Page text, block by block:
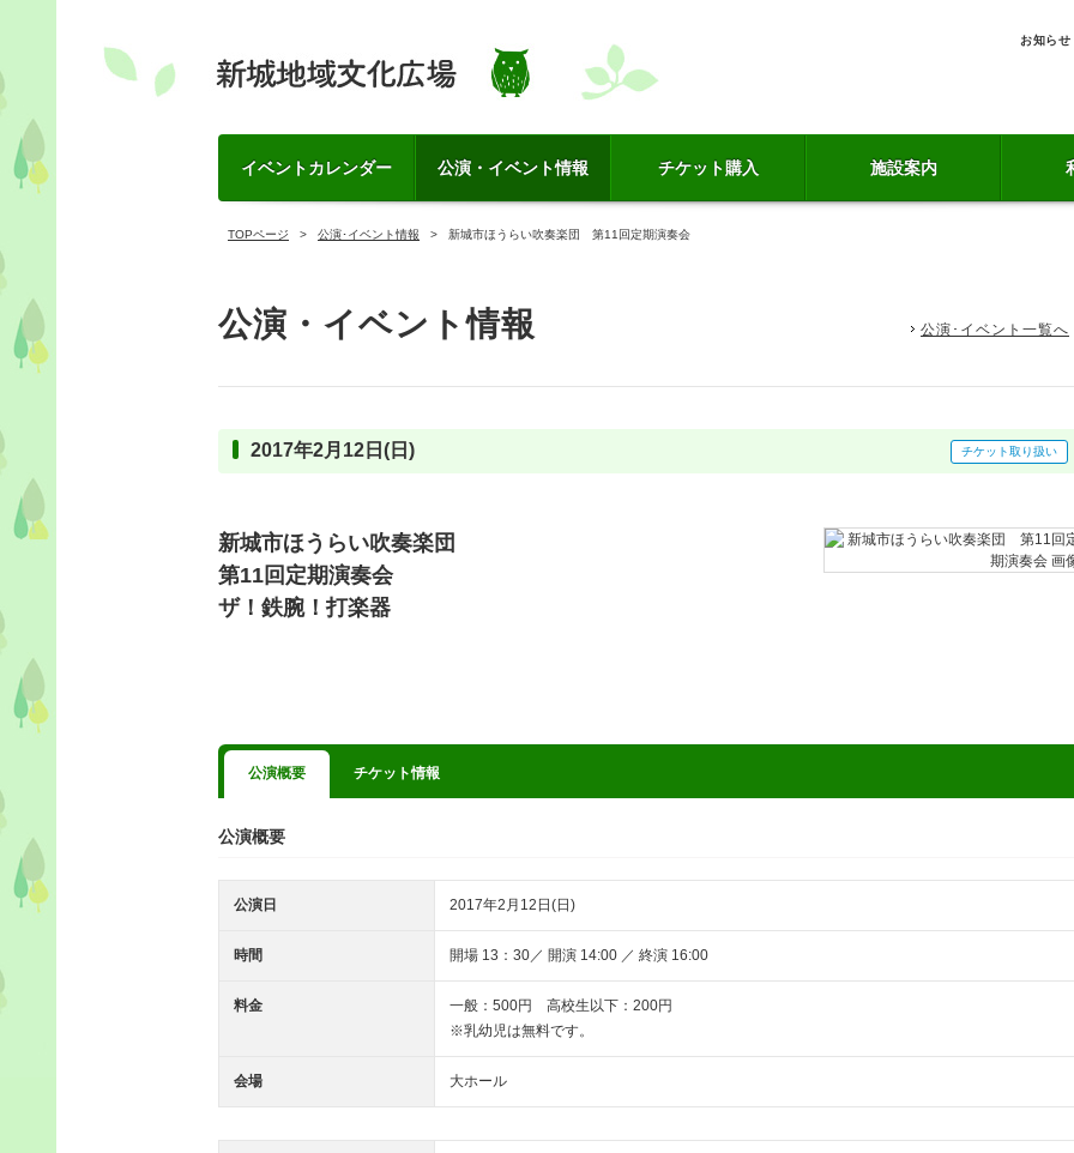
お知らせ
イベントカレンダー 公演・イベント情報 チケット購入 施設案内
TOPページ 公演･イベント情報 新城市ほうらい吹奏楽団 第11回定期演奏会
公演・イベント情報 公演･イベント一覧へ
2017年2月12日(日) チケット取り扱い
新城市ほうらい吹奏楽団
第11回定期演奏会
ザ！鉄腕！打楽器
公演概要 チケット情報
公演概要
公演日 2017年2月12日(日)
時間 開場 13：30／ 開演 14:00 ／ 終演 16:00
料金
一般：500円 高校生以下：200円
※乳幼児は無料です。
会場 大ホール